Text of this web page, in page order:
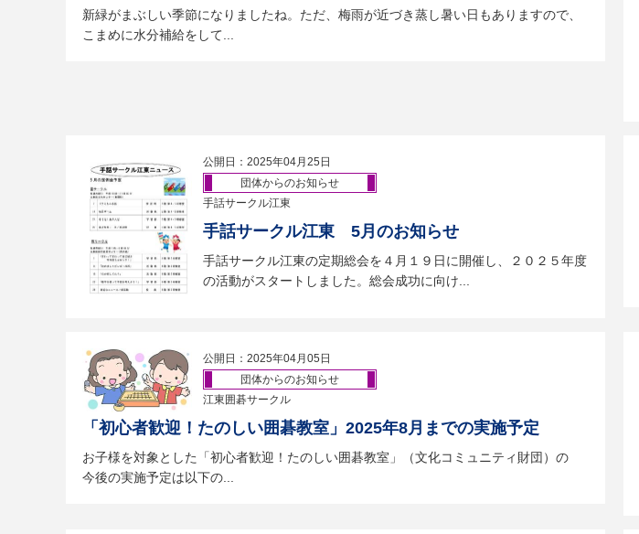
新緑がまぶしい季節になりましたね。ただ、梅雨が近づき蒸し暑い日もありますので、
こまめに水分補給をして...
公開日：2025年04月25日
団体からのお知らせ
手話サークル江東
手話サークル江東 5月のお知らせ
手話サークル江東の定期総会を４月１９日に開催し、２０２５年度
の活動がスタートしました。総会成功に向け...
公開日：2025年04月05日
団体からのお知らせ
江東囲碁サークル
「初心者歓迎！たのしい囲碁教室」2025年8月までの実施予定
お子様を対象とした「初心者歓迎！たのしい囲碁教室」（文化コミュニティ財団）の
今後の実施予定は以下の...